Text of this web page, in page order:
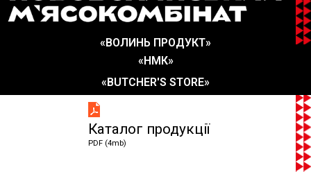
«ВОЛИНЬ ПРОДУКТ»
«НМК»
«BUTCHER'S STORE»
Каталог продукції
PDF (4mb)